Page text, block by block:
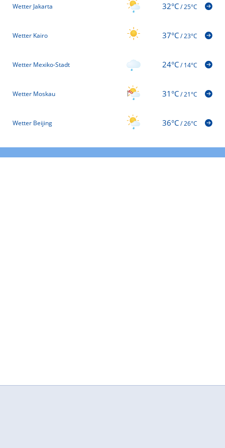
Wetter Jakarta 32°C/25°C
Wetter Kairo 37°C/23°C
Wetter Mexiko-Stadt 24°C/14°C
Wetter Moskau 31°C/21°C
Wetter Beijing 36°C/26°C